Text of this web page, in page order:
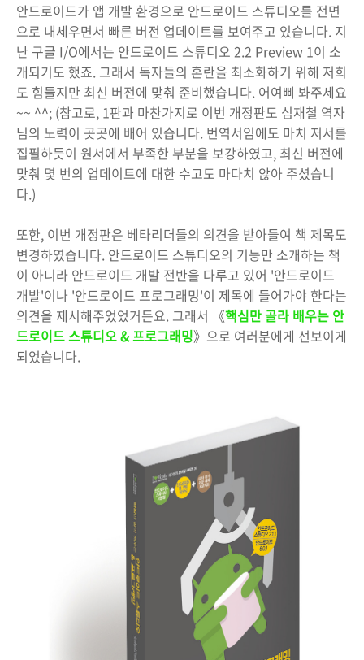
안드로이드가 앱 개발 환경으로 안드로이드 스튜디오를 전면
으로 내세우면서 빠른 버전 업데이트를 보여주고 있습니다. 지
난 구글 I/O에서는 안드로이드 스튜디오 2.2 Preview 1이 소
개되기도 했죠. 그래서 독자들의 혼란을 최소화하기 위해 저희
도 힘들지만 최신 버전에 맞춰 준비했습니다. 어여삐 봐주세요
~~ ^^; (참고로, 1판과 마찬가지로 이번 개정판도 심재철 역자
님의 노력이 곳곳에 배어 있습니다. 번역서임에도 마치 저서를
집필하듯이 원서에서 부족한 부분을 보강하였고, 최신 버전에
맞춰 몇 번의 업데이트에 대한 수고도 마다치 않아 주셨습니
다.)
또한, 이번 개정판은 베타리더들의 의견을 받아들여 책 제목도
변경하였습니다. 안드로이드 스튜디오의 기능만 소개하는 책
이 아니라 안드로이드 개발 전반을 다루고 있어 '안드로이드
개발'이나 '안드로이드 프로그래밍'이 제목에 들어가야 한다는
의견을 제시해주었었거든요. 그래서 《핵심만 골라 배우는 안
드로이드 스튜디오 & 프로그래밍》으로 여러분에게 선보이게
되었습니다.